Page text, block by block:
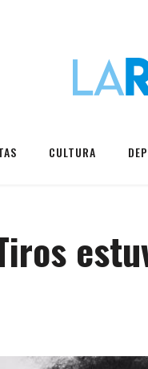
CULTURA